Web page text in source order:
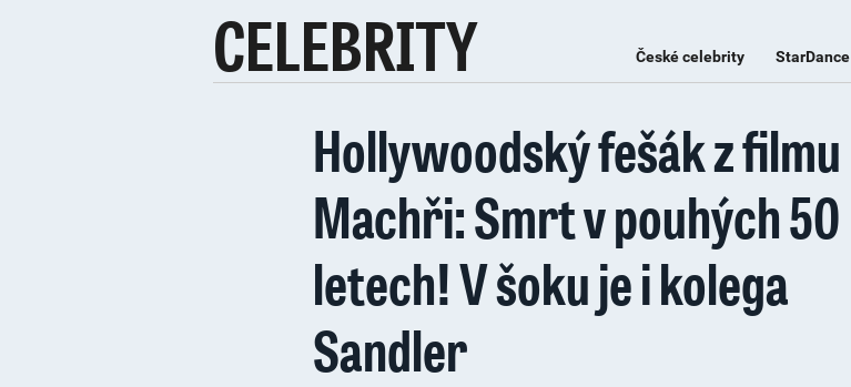
CELEBRITY České celebrity StarDance
Hollywoodský fešák z filmu
Machři: Smrt v pouhých 50
letech! V šoku je i kolega
Sandler